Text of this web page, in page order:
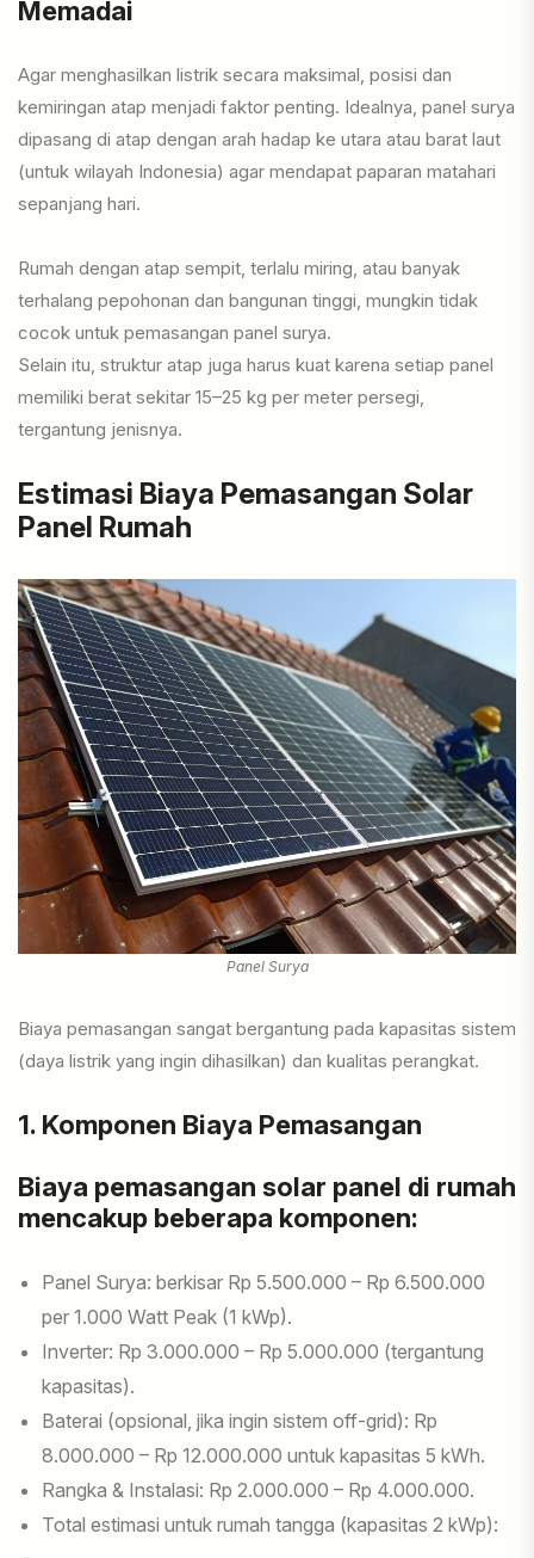
Memadai
Agar menghasilkan listrik secara maksimal, posisi dan
kemiringan atap menjadi faktor penting. Idealnya, panel surya
dipasang di atap dengan arah hadap ke utara atau barat laut
(untuk wilayah Indonesia) agar mendapat paparan matahari
sepanjang hari.
Rumah dengan atap sempit, terlalu miring, atau banyak
terhalang pepohonan dan bangunan tinggi, mungkin tidak
cocok untuk pemasangan panel surya.
Selain itu, struktur atap juga harus kuat karena setiap panel
memiliki berat sekitar 15–25 kg per meter persegi,
tergantung jenisnya.
Estimasi Biaya Pemasangan Solar
Panel Rumah
Panel Surya
Biaya pemasangan sangat bergantung pada kapasitas sistem
(daya listrik yang ingin dihasilkan) dan kualitas perangkat.
1. Komponen Biaya Pemasangan
Biaya pemasangan solar panel di rumah
mencakup beberapa komponen:
Panel Surya: berkisar Rp 5.500.000 – Rp 6.500.000
per 1.000 Watt Peak (1 kWp).
Inverter: Rp 3.000.000 – Rp 5.000.000 (tergantung
kapasitas).
Baterai (opsional, jika ingin sistem off-grid): Rp
8.000.000 – Rp 12.000.000 untuk kapasitas 5 kWh.
Rangka & Instalasi: Rp 2.000.000 – Rp 4.000.000.
Total estimasi untuk rumah tangga (kapasitas 2 kWp):